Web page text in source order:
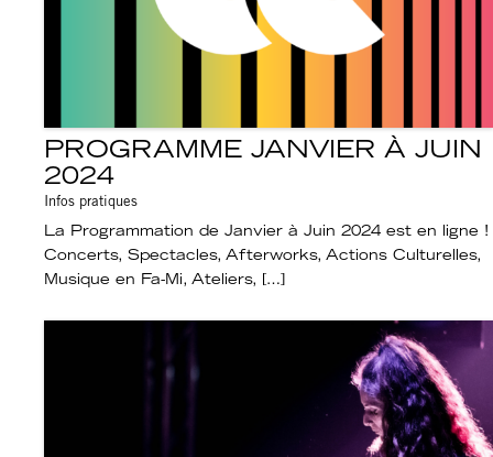
PROGRAMME JANVIER À JUIN
2024
Infos pratiques
La Programmation de Janvier à Juin 2024 est en ligne !
Concerts, Spectacles, Afterworks, Actions Culturelles,
Musique en Fa-Mi, Ateliers, […]